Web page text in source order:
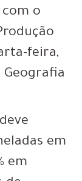
o
feira,
em
em